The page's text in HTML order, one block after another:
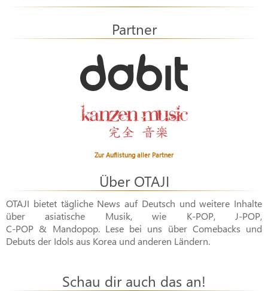
Partner
Zur Auflistung aller Partner
Über OTAJI
OTAJI bietet tägliche News auf Deutsch und weitere Inhalte
über asiatische Musik, wie K-POP, J-POP,
C-POP & Mandopop. Lese bei uns über Comebacks und
Debuts der Idols aus Korea und anderen Ländern.
Schau dir auch das an!